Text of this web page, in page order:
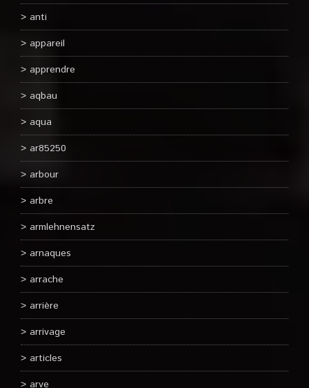
anti
appareil
apprendre
aqbau
aqua
ar85250
arbour
arbre
armlehnensatz
arnaques
arrache
arrière
arrivage
articles
arve